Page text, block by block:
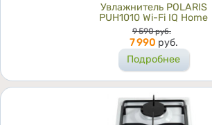
Увлажнитель POLARIS
PUH1010 Wi-Fi IQ Home
Цена
9 590 руб.
7 990 руб.
Подробнее